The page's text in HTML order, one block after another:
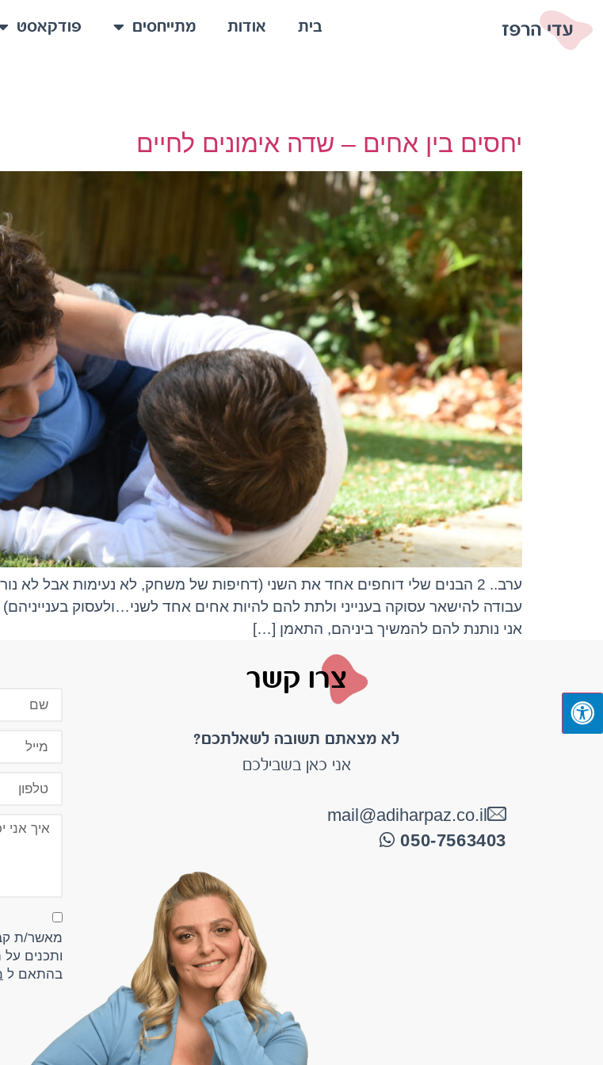
בית אודות מתייחסים פודקאסט
יחסים בין אחים – שדה אימונים לחיים
ערב.. 2 הבנים שלי דוחפים אחד את השני (דחיפות של משחק, לא נעימות אבל
עבודה להישאר עסוקה בענייני ולתת להם להיות אחים אחד לשני…ולעסוק
אני נותנת להם להמשיך ביניהם, התאמן […]
צרו קשר
לא מצאתם תשובה לשאלתכם?
אני כאן בשבילכם
mail@adiharpaz.co.il
050-7563403
מאשר/ת
ותכנים
בהתאם ל